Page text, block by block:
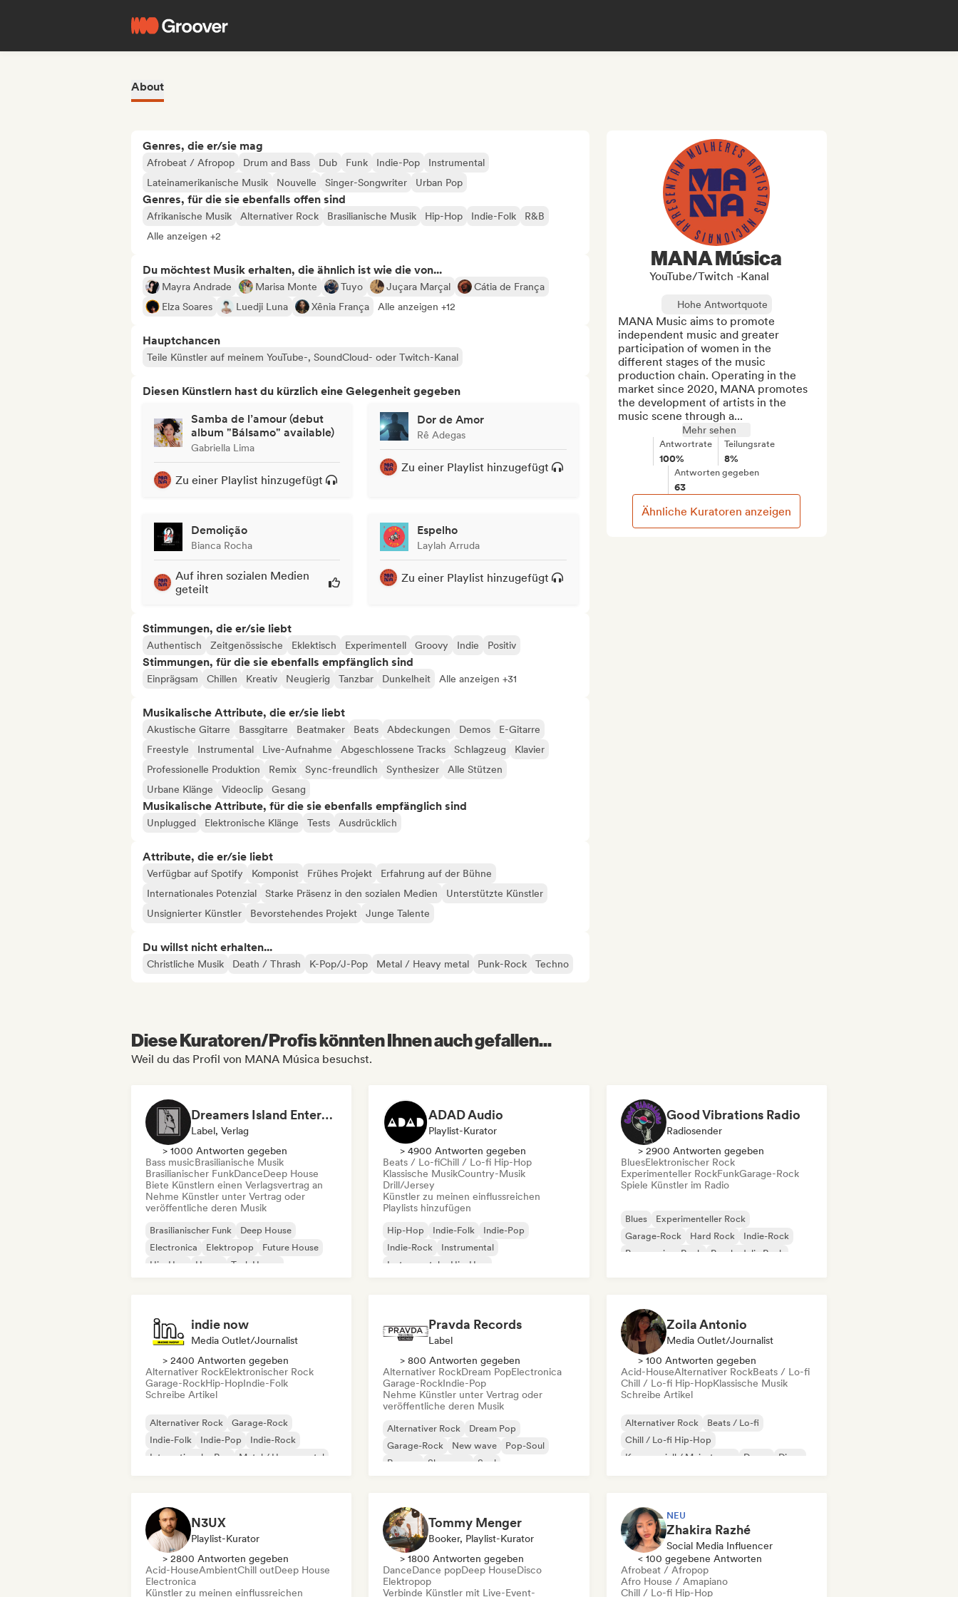
About
Genres, die er/sie mag
Afrobeat / Afropop Drum and Bass Dub Funk Indie-Pop
Instrumental
Lateinamerikanische Musik
Nouvelle Singer-Songwriter Urban Pop
Genres, für die sie ebenfalls offen sind
Afrikanische Musik Alternativer Rock Brasilianische Musik Hip-Hop Indie-Folk
R&B
Alle anzeigen +2
Du möchtest Musik erhalten, die ähnlich ist wie die von...
Mayra Andrade Marisa Monte Tuyo Juçara Marçal
Cátia de França
Elza Soares
Luedji Luna Xênia França Alle anzeigen +12
Hauptchancen
Teile Künstler auf meinem YouTube-, SoundCloud- oder Twitch-Kanal
Diesen Künstlern hast du kürzlich eine Gelegenheit gegeben
Samba de l’amour (debut
album "Bálsamo" available)
Gabriella Lima
Zu einer Playlist hinzugefügt
Dor de Amor
Rê Adegas
Zu einer Playlist hinzugefügt
Demolição
Bianca Rocha
Auf ihren sozialen Medien
geteilt
Espelho
Laylah Arruda
Zu einer Playlist hinzugefügt
Stimmungen, die er/sie liebt
Authentisch Zeitgenössische Eklektisch Experimentell Groovy Indie Positiv
Stimmungen, für die sie ebenfalls empfänglich sind
Einprägsam Chillen Kreativ Neugierig Tanzbar Dunkelheit Alle anzeigen +31
Musikalische Attribute, die er/sie liebt
Akustische Gitarre Bassgitarre Beatmaker Beats Abdeckungen Demos
E-Gitarre
Freestyle
Instrumental Live-Aufnahme Abgeschlossene Tracks Schlagzeug
Klavier
Professionelle Produktion
Remix Sync-freundlich Synthesizer
Alle Stützen
Urbane Klänge
Videoclip Gesang
Musikalische Attribute, für die sie ebenfalls empfänglich sind
Unplugged Elektronische Klänge Tests Ausdrücklich
Attribute, die er/sie liebt
Verfügbar auf Spotify Komponist Frühes Projekt
Erfahrung auf der Bühne
Internationales Potenzial
Starke Präsenz in den sozialen Medien
Unterstützte Künstler
Unsignierter Künstler
Bevorstehendes Projekt Junge Talente
Du willst nicht erhalten...
Christliche Musik Death / Thrash K-Pop/J-Pop Metal / Heavy metal Punk-Rock Techno
MANA Música
YouTube/Twitch -Kanal
Hohe Antwortquote
MANA Music aims to promote
independent music and greater
participation of women in the
different stages of the music
production chain. Operating in the
market since 2020, MANA promotes
the development of artists in the
music scene through a...
Mehr sehen
Antwortrate
100%
Teilungsrate
8%
Antworten gegeben
63
Ähnliche Kuratoren anzeigen
Diese Kuratoren/Profis könnten Ihnen auch gefallen...
Weil du das Profil von MANA Música besuchst.
Dreamers Island Entertainment
Label, Verlag
> 1000 Antworten gegeben
Bass musicBrasilianische Musik
Brasilianischer FunkDanceDeep House
Biete Künstlern einen Verlagsvertrag an
Nehme Künstler unter Vertrag oder
veröffentliche deren Musik
Brasilianischer Funk
Deep House
Electronica
Elektropop
Future House
Hip-Hop
House Tech House
ADAD Audio
Playlist-Kurator
> 4900 Antworten gegeben
Beats / Lo-fiChill / Lo-fi Hip-Hop
Klassische MusikCountry-Musik
Drill/Jersey
Künstler zu meinen einflussreichen
Playlists hinzufügen
Hip-Hop Indie-Folk
Indie-Pop
Indie-Rock
Instrumental
Instrumentaler Hip-Hop
Good Vibrations Radio
Radiosender
> 2900 Antworten gegeben
BluesElektronischer Rock
Experimenteller RockFunkGarage-Rock
Spiele Künstler im Radio
Blues
Experimenteller Rock
Garage-Rock
Hard Rock
Indie-Rock
Progressiver Rock
Psychedelic Rock
indie now
Media Outlet/Journalist
> 2400 Antworten gegeben
Alternativer RockElektronischer Rock
Garage-RockHip-HopIndie-Folk
Schreibe Artikel
Alternativer Rock
Garage-Rock
Indie-Folk
Indie-Pop
Indie-Rock
Internationaler Rap
Metal / Heavy metal
Pravda Records
Label
> 800 Antworten gegeben
Alternativer RockDream PopElectronica
Garage-RockIndie-Pop
Nehme Künstler unter Vertrag oder
veröffentliche deren Musik
Alternativer Rock
Dream Pop
Garage-Rock
New wave
Pop-Soul
Reggae
Shoegaze Soul
Zoila Antonio
Media Outlet/Journalist
> 100 Antworten gegeben
Acid-HouseAlternativer RockBeats / Lo-fi
Chill / Lo-fi Hip-HopKlassische Musik
Schreibe Artikel
Alternativer Rock
Beats / Lo-fi
Chill / Lo-fi Hip-Hop
Kommerziell / Mainstream
Dance
Disco
N3UX
Playlist-Kurator
> 2800 Antworten gegeben
Acid-HouseAmbientChill outDeep House
Electronica
Künstler zu meinen einflussreichen
Tommy Menger
Booker, Playlist-Kurator
> 1800 Antworten gegeben
DanceDance popDeep HouseDisco
Elektropop
Verbinde Künstler mit Live-Event-
NEU
Zhakira Razhé
Social Media Influencer
< 100 gegebene Antworten
Afrobeat / Afropop
Afro House / Amapiano
Chill / Lo-fi Hip-Hop